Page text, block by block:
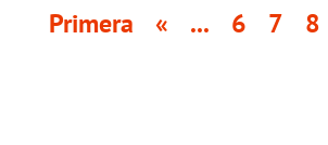
Primera
« ... 6 7 8